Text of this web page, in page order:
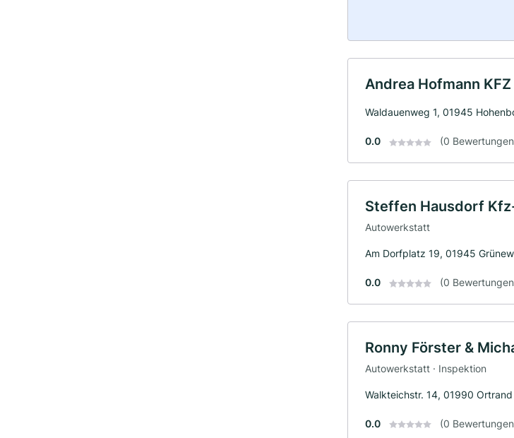
Andrea Hofmann
Waldauenweg 1, 01945
0.0 (0
Steffen Hausdorf
Autowerkstatt
Am Dorfplatz 19, 01945
0.0 (0
Ronny Förster &
Autowerkstatt · Inspektion
Walkteichstr. 14, 01990 Ortrand
0.0 (0